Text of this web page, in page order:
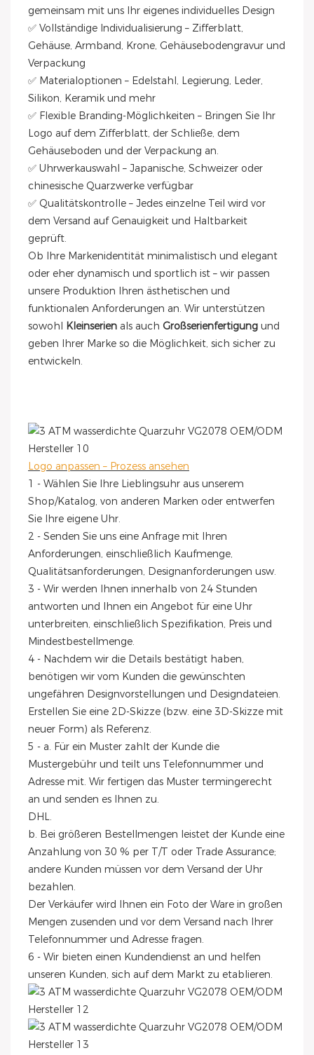
gemeinsam mit uns Ihr eigenes individuelles Design
✅ Vollständige Individualisierung – Zifferblatt,
Gehäuse, Armband, Krone, Gehäusebodengravur und
Verpackung
✅ Materialoptionen – Edelstahl, Legierung, Leder,
Silikon, Keramik und mehr
✅ Flexible Branding-Möglichkeiten – Bringen Sie Ihr
Logo auf dem Zifferblatt, der Schließe, dem
Gehäuseboden und der Verpackung an.
✅ Uhrwerkauswahl – Japanische, Schweizer oder
chinesische Quarzwerke verfügbar
✅ Qualitätskontrolle – Jedes einzelne Teil wird vor
dem Versand auf Genauigkeit und Haltbarkeit
geprüft.
Ob Ihre Markenidentität minimalistisch und elegant
oder eher dynamisch und sportlich ist – wir passen
unsere Produktion Ihren ästhetischen und
funktionalen Anforderungen an. Wir unterstützen
sowohl Kleinserien als auch Großserienfertigung und
geben Ihrer Marke so die Möglichkeit, sich sicher zu
entwickeln.
Logo anpassen – Prozess ansehen
1 - Wählen Sie Ihre Lieblingsuhr aus unserem
Shop/Katalog, von anderen Marken oder entwerfen
Sie Ihre eigene Uhr.
2 - Senden Sie uns eine Anfrage mit Ihren
Anforderungen, einschließlich Kaufmenge,
Qualitätsanforderungen, Designanforderungen usw.
3 - Wir werden Ihnen innerhalb von 24 Stunden
antworten und Ihnen ein Angebot für eine Uhr
unterbreiten, einschließlich Spezifikation, Preis und
Mindestbestellmenge.
4 - Nachdem wir die Details bestätigt haben,
benötigen wir vom Kunden die gewünschten
ungefähren Designvorstellungen und Designdateien.
Erstellen Sie eine 2D-Skizze (bzw. eine 3D-Skizze mit
neuer Form) als Referenz.
5 - a. Für ein Muster zahlt der Kunde die
Mustergebühr und teilt uns Telefonnummer und
Adresse mit. Wir fertigen das Muster termingerecht
an und senden es Ihnen zu.
DHL.
b. Bei größeren Bestellmengen leistet der Kunde eine
Anzahlung von 30 % per T/T oder Trade Assurance;
andere Kunden müssen vor dem Versand der Uhr
bezahlen.
Der Verkäufer wird Ihnen ein Foto der Ware in großen
Mengen zusenden und vor dem Versand nach Ihrer
Telefonnummer und Adresse fragen.
6 - Wir bieten einen Kundendienst an und helfen
unseren Kunden, sich auf dem Markt zu etablieren.